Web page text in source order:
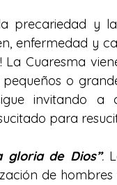
precariedad y
enfermedad y
La Cuaresma
o
invitando a
para
gloria de Dios”.
de hombres